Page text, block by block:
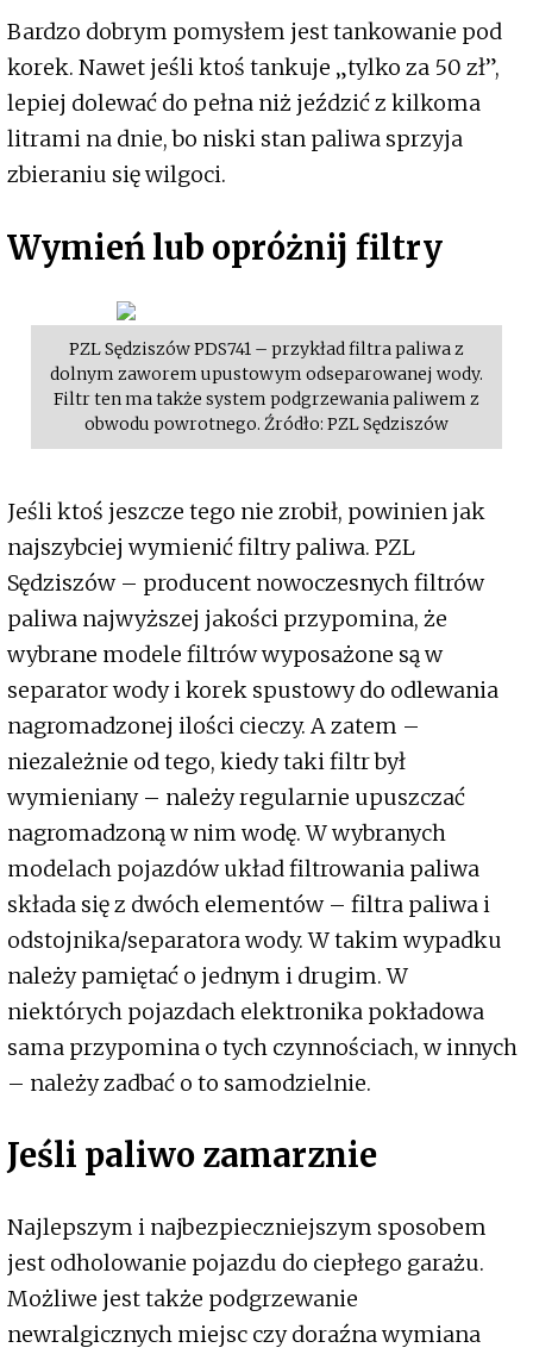
Bardzo dobrym pomysłem jest tankowanie pod
korek. Nawet jeśli ktoś tankuje „tylko za 50 zł”,
lepiej dolewać do pełna niż jeździć z kilkoma
litrami na dnie, bo niski stan paliwa sprzyja
zbieraniu się wilgoci.
Wymień lub opróżnij filtry
PZL Sędziszów PDS741 – przykład filtra paliwa z
dolnym zaworem upustowym odseparowanej wody.
Filtr ten ma także system podgrzewania paliwem z
obwodu powrotnego. Źródło: PZL Sędziszów
Jeśli ktoś jeszcze tego nie zrobił, powinien jak
najszybciej wymienić filtry paliwa. PZL
Sędziszów – producent nowoczesnych filtrów
paliwa najwyższej jakości przypomina, że
wybrane modele filtrów wyposażone są w
separator wody i korek spustowy do odlewania
nagromadzonej ilości cieczy. A zatem –
niezależnie od tego, kiedy taki filtr był
wymieniany – należy regularnie upuszczać
nagromadzoną w nim wodę. W wybranych
modelach pojazdów układ filtrowania paliwa
składa się z dwóch elementów – filtra paliwa i
odstojnika/separatora wody. W takim wypadku
należy pamiętać o jednym i drugim. W
niektórych pojazdach elektronika pokładowa
sama przypomina o tych czynnościach, w innych
– należy zadbać o to samodzielnie.
Jeśli paliwo zamarznie
Najlepszym i najbezpieczniejszym sposobem
jest odholowanie pojazdu do ciepłego garażu.
Możliwe jest także podgrzewanie
newralgicznych miejsc czy doraźna wymiana